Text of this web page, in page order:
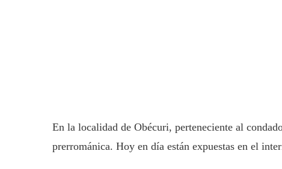
En la localidad de Obécuri, perteneciente al
prerrománica. Hoy en día están expuestas en el